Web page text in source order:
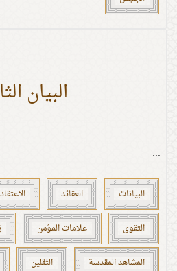
البيان
...
البيانات العقائد
التقوى علامات المؤمن
المشاهد المقدسة الثقلين